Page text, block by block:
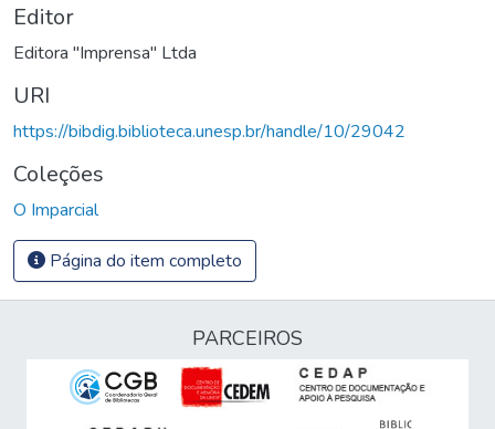
Editor
Editora "Imprensa" Ltda
URI
https://bibdig.biblioteca.unesp.br/handle/10/29042
Coleções
O Imparcial
Página do item completo
PARCEIROS